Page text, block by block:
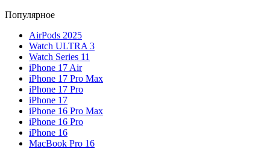
Популярное
AirPods 2025
Watch ULTRA 3
Watch Series 11
iPhone 17 Air
iPhone 17 Pro Max
iPhone 17 Pro
iPhone 17
iPhone 16 Pro Max
iPhone 16 Pro
iPhone 16
MacBook Pro 16